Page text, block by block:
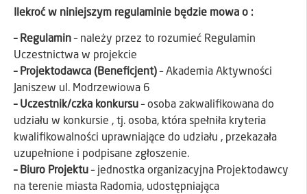
Ilekroć w niniejszym regulaminie będzie mowa o :
– Regulamin– należy przez to rozumieć Regulamin
Uczestnictwa w projekcie
– Projektodawca (Beneficjent)– Akademia Aktywności
Janiszew ul. Modrzewiowa 6
– Uczestnik/czka konkursu– osoba zakwalifikowana do
udziału w konkursie , tj. osoba, która spełniła kryteria
kwalifikowalności uprawniające do udziału , przekazała
uzupełnione i podpisane zgłoszenie.
– Biuro Projektu– jednostka organizacyjna Projektodawcy
na terenie miasta Radomia, udostępniająca